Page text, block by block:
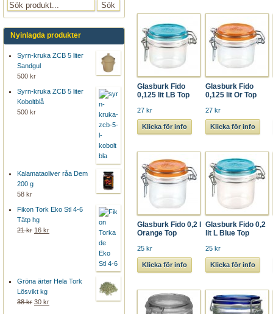
Glasburk Fido
0,125 lit LB Top
27 kr
Klicka för info
Glasburk Fido
0,125 lit Or Top
27 kr
Klicka för info
Glasburk Fido 0,2 l
Orange Top
25 kr
Klicka för info
Glasburk Fido 0,2
lit L Blue Top
25 kr
Klicka för info
Nyinlagda produkter
Syrn-kruka ZCB 5 liter
Sandgul
500 kr
Syrn-kruka ZCB 5 liter
Koboltblå
500 kr
Kalamataoliver råa Dem
200 g
58 kr
Fikon Tork Eko Stl 4-6
Tätp hg
21 kr 16 kr
Gröna ärter Hela Tork
Lösvikt kg
38 kr 30 kr